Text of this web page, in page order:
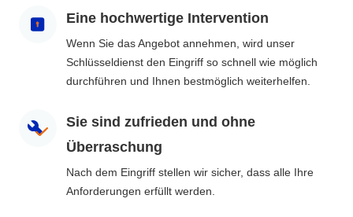
Eine hochwertige Intervention
Wenn Sie das Angebot annehmen, wird unser
Schlüsseldienst den Eingriff so schnell wie möglich
durchführen und Ihnen bestmöglich weiterhelfen.
Sie sind zufrieden und ohne
Überraschung
Nach dem Eingriff stellen wir sicher, dass alle Ihre
Anforderungen erfüllt werden.